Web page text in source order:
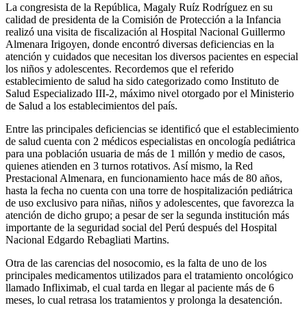
La congresista de la República, Magaly Ruíz Rodríguez en su
calidad de presidenta de la Comisión de Protección a la Infancia
realizó una visita de fiscalización al Hospital Nacional Guillermo
Almenara Irigoyen, donde encontró diversas deficiencias en la
atención y cuidados que necesitan los diversos pacientes en especial
los niños y adolescentes. Recordemos que el referido
establecimiento de salud ha sido categorizado como Instituto de
Salud Especializado III-2, máximo nivel otorgado por el Ministerio
de Salud a los establecimientos del país.
Entre las principales deficiencias se identificó que el establecimiento
de salud cuenta con 2 médicos especialistas en oncología pediátrica
para una población usuaria de más de 1 millón y medio de casos,
quienes atienden en 3 turnos rotativos. Así mismo, la Red
Prestacional Almenara, en funcionamiento hace más de 80 años,
hasta la fecha no cuenta con una torre de hospitalización pediátrica
de uso exclusivo para niñas, niños y adolescentes, que favorezca la
atención de dicho grupo; a pesar de ser la segunda institución más
importante de la seguridad social del Perú después del Hospital
Nacional Edgardo Rebagliati Martins.
Otra de las carencias del nosocomio, es la falta de uno de los
principales medicamentos utilizados para el tratamiento oncológico
llamado Infliximab, el cual tarda en llegar al paciente más de 6
meses, lo cual retrasa los tratamientos y prolonga la desatención.